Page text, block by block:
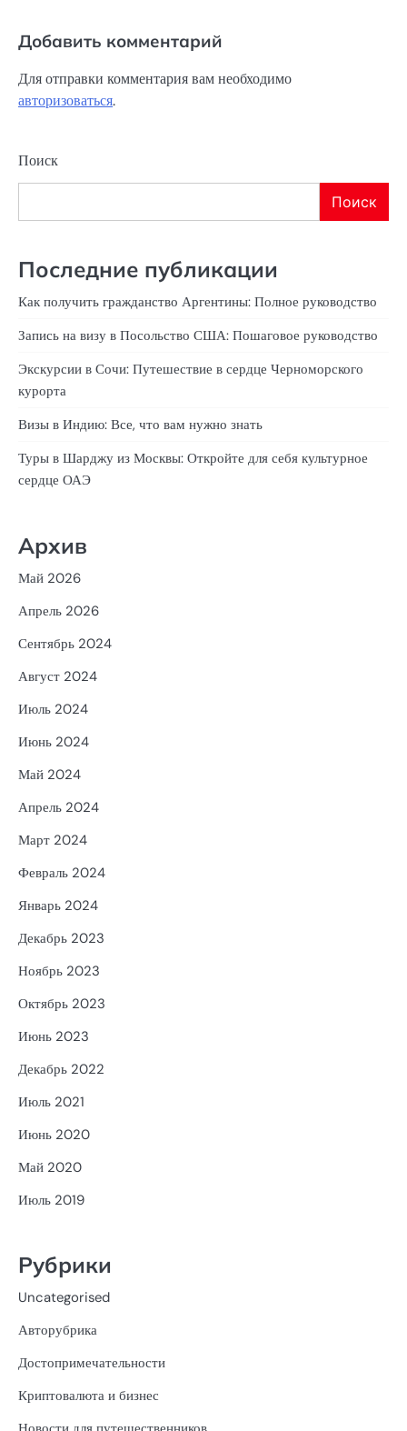
Добавить комментарий
Для отправки комментария вам необходимо
авторизоваться.
Поиск
Поиск
Последние публикации
Как получить гражданство Аргентины: Полное руководство
Запись на визу в Посольство США: Пошаговое руководство
Экскурсии в Сочи: Путешествие в сердце Черноморского
курорта
Визы в Индию: Все, что вам нужно знать
Туры в Шарджу из Москвы: Откройте для себя культурное
сердце ОАЭ
Архив
Май 2026
Апрель 2026
Сентябрь 2024
Август 2024
Июль 2024
Июнь 2024
Май 2024
Апрель 2024
Март 2024
Февраль 2024
Январь 2024
Декабрь 2023
Ноябрь 2023
Октябрь 2023
Июнь 2023
Декабрь 2022
Июль 2021
Июнь 2020
Май 2020
Июль 2019
Рубрики
Uncategorised
Авторубрика
Достопримечательности
Криптовалюта и бизнес